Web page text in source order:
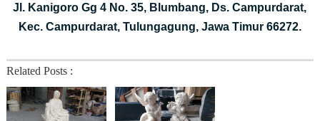
Jl. Kanigoro Gg 4 No. 35, Blumbang, Ds. Campurdarat,
Kec. Campurdarat, Tulungagung, Jawa Timur 66272.
Related Posts :